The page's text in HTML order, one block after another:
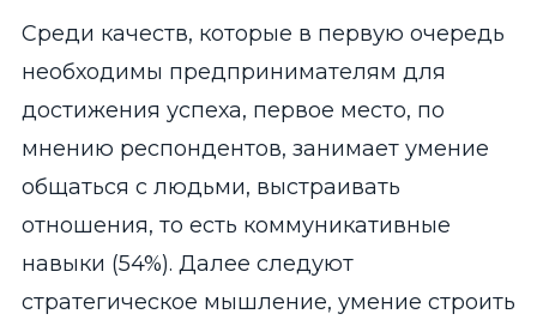
Среди качеств, которые в первую очередь
необходимы предпринимателям для
достижения успеха, первое место, по
мнению респондентов, занимает умение
общаться с людьми, выстраивать
отношения, то есть коммуникативные
навыки (54%). Далее следуют
стратегическое мышление, умение строить